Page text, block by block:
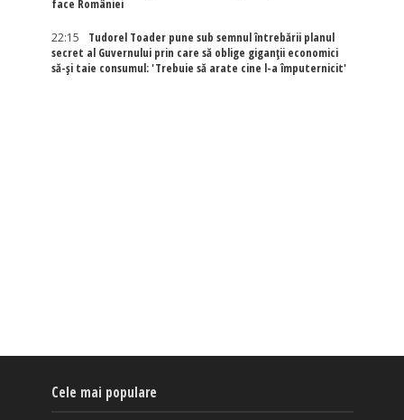
face României
22:15
Tudorel Toader pune sub semnul întrebării planul
secret al Guvernului prin care să oblige giganții economici
să-și taie consumul: 'Trebuie să arate cine l-a împuternicit'
Cele mai populare